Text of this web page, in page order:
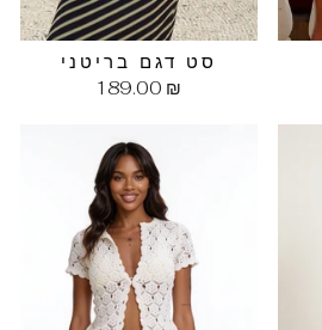
סט דגם בריטני
189.00 ₪